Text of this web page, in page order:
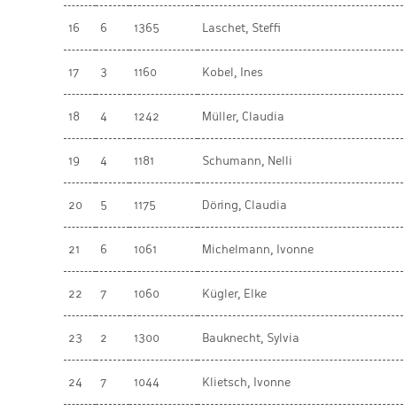
16 6 1365 Laschet, Steffi
17 3 1160 Kobel, Ines
18 4 1242 Müller, Claudia
19 4 1181 Schumann, Nelli
20 5 1175 Döring, Claudia
21 6 1061 Michelmann, Ivonne
22 7 1060 Kügler, Elke
23 2 1300 Bauknecht, Sylvia
24 7 1044 Klietsch, Ivonne